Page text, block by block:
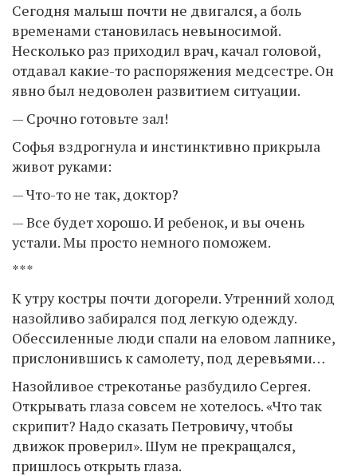
Сегодня малыш почти не двигался, а боль
временами становилась невыносимой.
Несколько раз приходил врач, качал головой,
отдавал какие-то распоряжения медсестре. Он
явно был недоволен развитием ситуации.
— Срочно готовьте зал!
Софья вздрогнула и инстинктивно прикрыла
живот руками:
— Что-то не так, доктор?
— Все будет хорошо. И ребенок, и вы очень
устали. Мы просто немного поможем.
***
К утру костры почти догорели. Утренний холод
назойливо забирался под легкую одежду.
Обессиленные люди спали на еловом лапнике,
прислонившись к самолету, под деревьями…
Назойливое стрекотанье разбудило Сергея.
Открывать глаза совсем не хотелось. «Что так
скрипит? Надо сказать Петровичу, чтобы
движок проверил». Шум не прекращался,
пришлось открыть глаза.